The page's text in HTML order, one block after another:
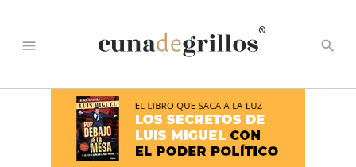
menu
®
search